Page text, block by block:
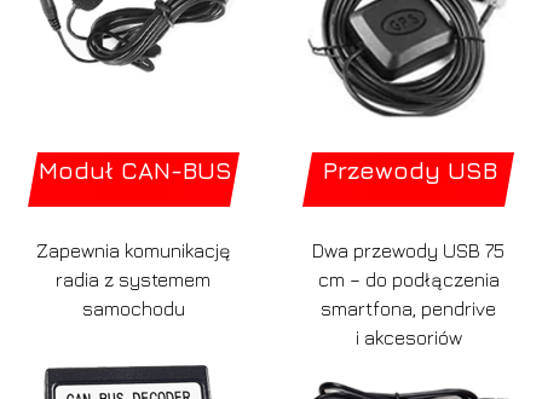
Moduł CAN-BUS
Zapewnia komunikację
radia z systemem
samochodu
Przewody USB
Dwa przewody USB 75
cm – do podłączenia
smartfona, pendrive
i akcesoriów